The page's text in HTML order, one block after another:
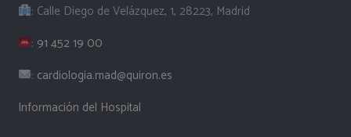
: Calle Diego de Velázquez, 1, 28223, Madrid
: 91 452 19 00
: cardiologia.mad@quiron.es
Información del Hospital